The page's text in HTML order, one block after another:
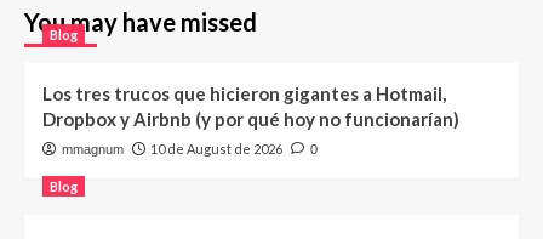
You may have missed
Blog
Los tres trucos que hicieron gigantes a Hotmail,
Dropbox y Airbnb (y por qué hoy no funcionarían)
mmagnum 10 de August de 2026 0
Blog